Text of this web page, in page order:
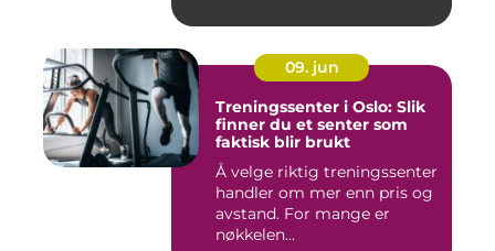
09. jun
Treningssenter i Oslo: Slik
finner du et senter som
faktisk blir brukt
Å velge riktig treningssenter
handler om mer enn pris og
avstand. For mange er
nøkkelen...